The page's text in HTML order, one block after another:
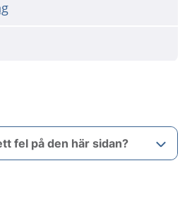
fel på den här sidan?